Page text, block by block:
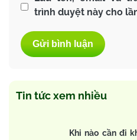
trình duyệt này cho
Tin tức xem nhiều
Khi nào cần đi